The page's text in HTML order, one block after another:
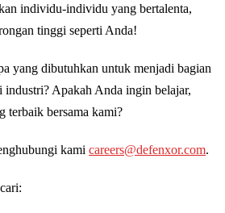
individu-individu yang bertalenta,
tinggi seperti Anda!
yang dibutuhkan untuk menjadi bagian
Apakah Anda ingin belajar,
terbaik bersama kami?
kami careers@defenxor.com.